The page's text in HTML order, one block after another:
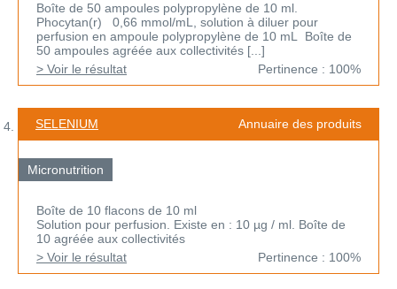
Boîte de 50 ampoules polypropylène de 10 ml.
Phocytan(r) 0,66 mmol/mL, solution à diluer pour
perfusion en ampoule polypropylène de 10 mL Boîte de
50 ampoules agréée aux collectivités [...]
> Voir le résultat
Pertinence : 100%
SELENIUM Annuaire des produits
Micronutrition
Boîte de 10 flacons de 10 ml
Solution pour perfusion. Existe en : 10 µg / ml. Boîte de
10 agréée aux collectivités
> Voir le résultat
Pertinence : 100%